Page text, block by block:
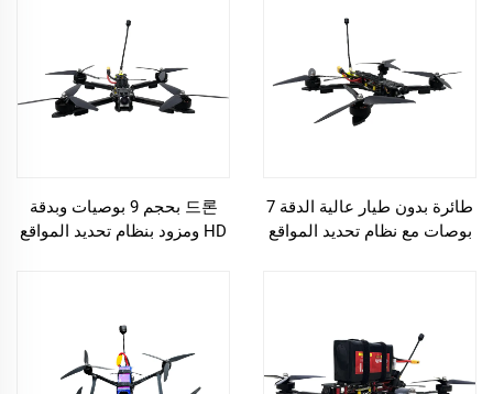
طائرة بدون طيار عالية الدقة 7
بوصات مع نظام تحديد المواقع
드론 بحجم 9 بوصيات وبدقة
HD ومزود بنظام تحديد المواقع